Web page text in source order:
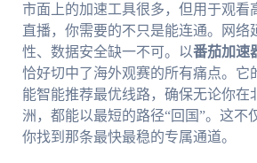
市面上的加速工具很多，但用于观看
直播，你需要的不只是能连通。网络
性、数据安全缺一不可。以番茄加速
恰好切中了海外观赛的所有痛点。它
能智能推荐最优线路，确保无论你在
洲，都能以最短的路径“回国”。这不
你找到那条最快最稳的专属通道。